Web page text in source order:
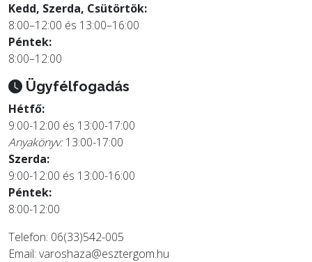
Kedd, Szerda, Csütörtök:
8:00–12:00 és 13:00–16:00
Péntek:
8:00–12:00
Ügyfélfogadás
Hétfő:
9:00-12:00 és 13:00-17:00
Anyakönyv:13:00-17:00
Szerda:
9:00-12:00 és 13:00-16:00
Péntek:
8:00-12:00
Telefon: 06(33)542-005
Email: varoshaza@esztergom.hu